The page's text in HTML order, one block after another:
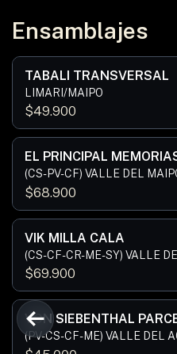
Ensamblajes
TABALI TRANSVERSAL
LIMARI/MAIPO
$49.900
EL PRINCIPAL
(CS-PV-CF) VALLE DEL
$68.900
VIK MILLA CALA
(CS-CF-CR-ME-SY) VALLE
$69.900
VON SIEBENTHAL
(PV-CS-CF-ME) VALLE DEL